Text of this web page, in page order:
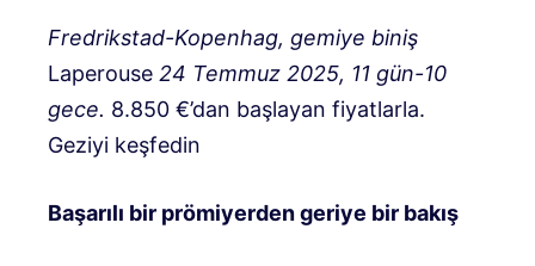
Fredrikstad-Kopenhag, gemiye biniş
Laperouse 24 Temmuz 2025, 11 gün-10
gece. 8.850 €’dan başlayan fiyatlarla.
Geziyi keşfedin
Başarılı bir prömiyerden geriye bir bakış